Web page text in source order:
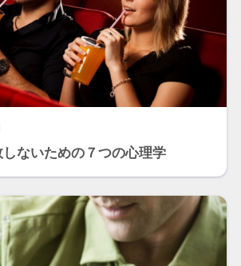
ないための７つの心理学